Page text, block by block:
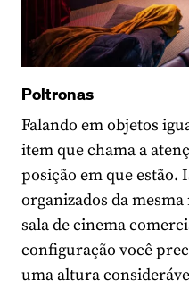
Poltronas
Falando em objetos
item que chama a
posição em que estão.
organizados da
sala de cinema
configuração você
uma altura